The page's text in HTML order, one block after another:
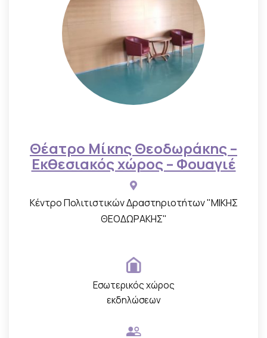
Θέατρο Μίκης Θεοδωράκης –
Εκθεσιακός χώρος – Φουαγιέ
Κέντρο Πολιτιστικών Δραστηριοτήτων "ΜΙΚΗΣ
ΘΕΟΔΩΡΑΚΗΣ"
Εσωτερικός χώρος
εκδηλώσεων